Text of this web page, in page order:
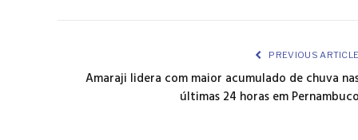
PREVIOUS
Amaraji lidera com maior acumulado de chuva
últimas 24 horas em